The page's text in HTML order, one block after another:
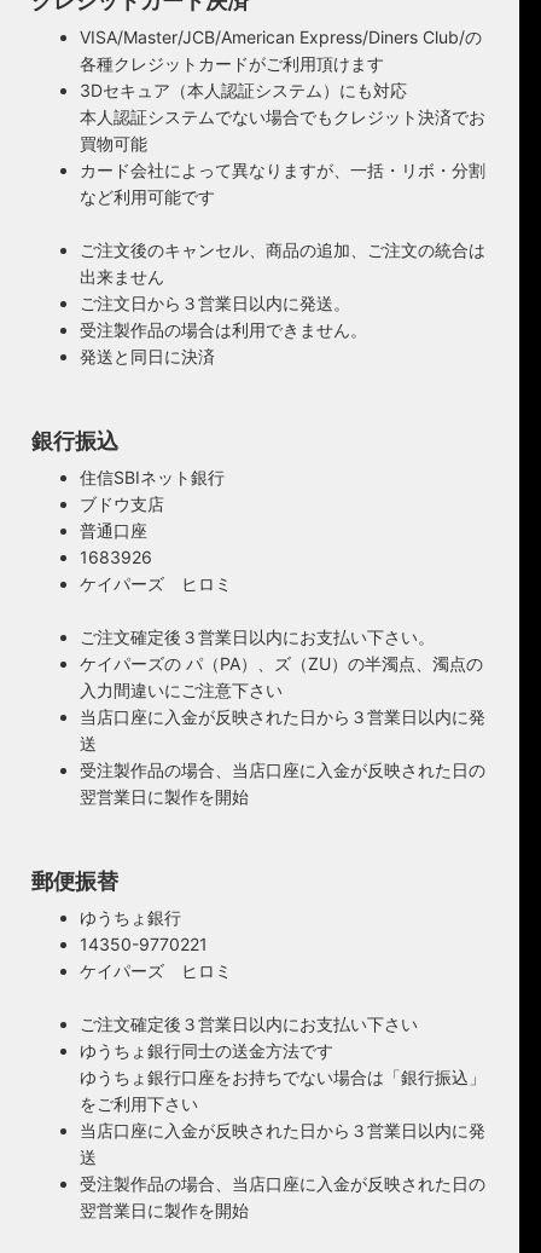
VISA/Master/JCB/American Express/Diners Club/の
各種クレジットカードがご利用頂けます
3Dセキュア（本人認証システム）にも対応
本人認証システムでない場合でもクレジット決済でお
買物可能
カード会社によって異なりますが、一括・リボ・分割
など利用可能です
ご注文後のキャンセル、商品の追加、ご注文の統合は
出来ません
ご注文日から３営業日以内に発送。
受注製作品の場合は利用できません。
発送と同日に決済
銀行振込
住信SBIネット銀行
ブドウ支店
普通口座
1683926
ケイパーズ ヒロミ
ご注文確定後３営業日以内にお支払い下さい。
ケイパーズの パ（PA）、ズ（ZU）の半濁点、濁点の
入力間違いにご注意下さい
当店口座に入金が反映された日から３営業日以内に発
送
受注製作品の場合、当店口座に入金が反映された日の
翌営業日に製作を開始
郵便振替
ゆうちょ銀行
14350-9770221
ケイパーズ ヒロミ
ご注文確定後３営業日以内にお支払い下さい
ゆうちょ銀行同士の送金方法です
ゆうちょ銀行口座をお持ちでない場合は「銀行振込」
をご利用下さい
当店口座に入金が反映された日から３営業日以内に発
送
受注製作品の場合、当店口座に入金が反映された日の
翌営業日に製作を開始